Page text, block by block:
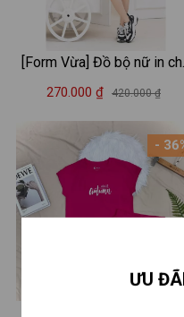
[Form Vừa] Đồ bộ nữ in
GIRL (áo thun + quần đùi) -
LOZA VP37
270.000 ₫ 420.000 ₫
-
ƯU